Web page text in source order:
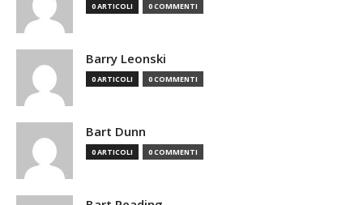
0 ARTICOLI 0 COMMENTI
Barry Leonski
0 ARTICOLI 0 COMMENTI
Bart Dunn
0 ARTICOLI 0 COMMENTI